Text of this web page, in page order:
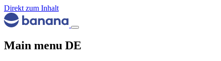
Direkt zum Inhalt
Main menu DE